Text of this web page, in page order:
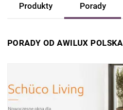
Produkty Porady
PORADY OD AWILUX POLSKA